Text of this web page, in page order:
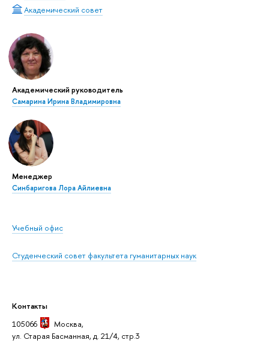
Академический совет
Академический руководитель
Самарина Ирина Владимировна
Менеджер
Синбаригова Лора Айлиевна
Учебный офис
Студенческий совет факультета гуманитарных наук
Контакты
105066
Москва,
ул. Старая Басманная, д. 21/4, стр.3